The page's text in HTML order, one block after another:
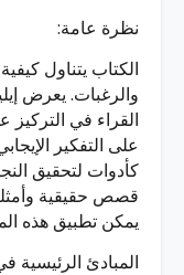
نظرة عامة:
الكتاب يتناول
والرغبات. يعرض
القراء في التركيز
على التفكير
كأدوات لتحقيق
قصص حقيقية
يمكن تطبيق هذه
المبادئ الرئيسية